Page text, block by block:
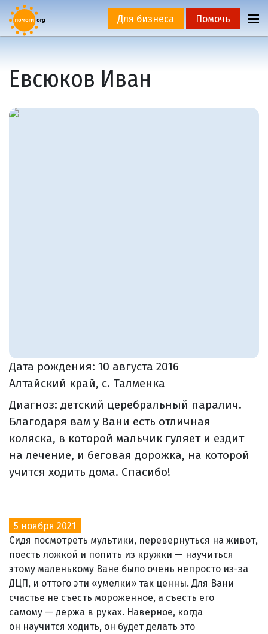
Для бизнеса Помочь
Евсюков Иван
Дата рождения: 10 августа 2016
Алтайский край, с. Талменка
Диагноз: детский церебральный паралич.
Благодаря вам у Вани есть отличная
коляска, в которой мальчик гуляет и ездит
на лечение, и беговая дорожка, на которой
учится ходить дома. Спасибо!
5 ноября 2021
Сидя посмотреть мультики, перевернуться на живот,
поесть ложкой и попить из кружки — научиться
этому маленькому Ване было очень непросто из-за
ДЦП, и оттого эти «умелки» так ценны. Для Вани
счастье не съесть мороженное, а съесть его
самому — держа в руках. Наверное, когда
он научится ходить, он будет делать это